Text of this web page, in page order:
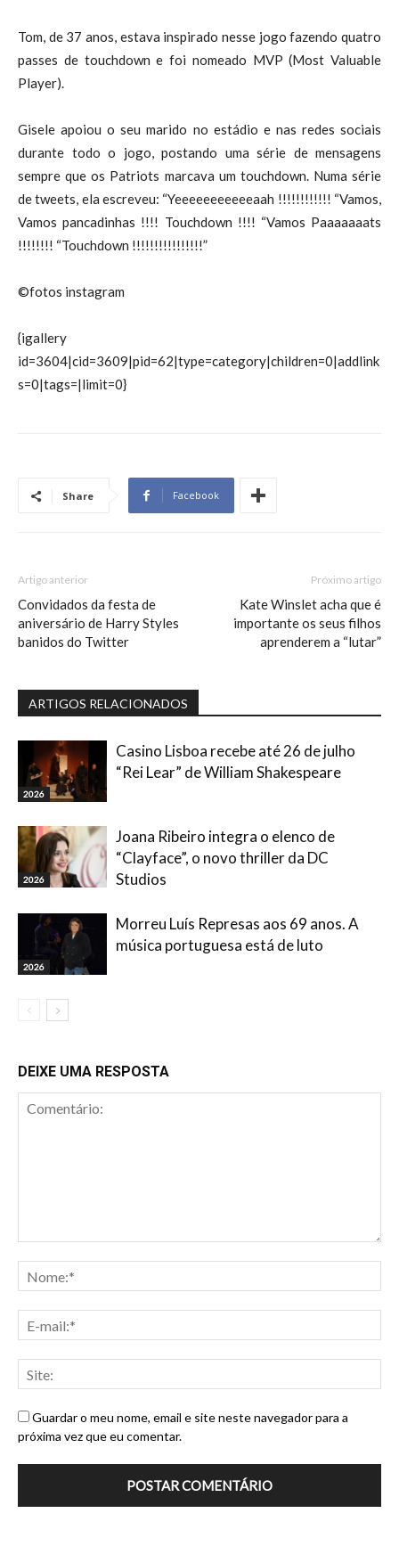
Tom, de 37 anos, estava inspirado nesse jogo fazendo quatro
passes de touchdown e foi nomeado MVP (Most Valuable
Player).
Gisele apoiou o seu marido no estádio e nas redes sociais
durante todo o jogo, postando uma série de mensagens
sempre que os Patriots marcava um touchdown. Numa série
de tweets, ela escreveu: “Yeeeeeeeeeeeaah !!!!!!!!!!!! “Vamos,
Vamos pancadinhas !!!! Touchdown !!!! “Vamos Paaaaaaats
!!!!!!!! “Touchdown !!!!!!!!!!!!!!!!”
©fotos instagram
{igallery
id=3604|cid=3609|pid=62|type=category|children=0|addlink
s=0|tags=|limit=0}
Share Facebook
Artigo anterior
Convidados da festa de
aniversário de Harry Styles
banidos do Twitter
Próximo artigo
Kate Winslet acha que é
importante os seus filhos
aprenderem a “lutar”
ARTIGOS RELACIONADOS
2026
Casino Lisboa recebe até 26 de julho
“Rei Lear” de William Shakespeare
2026
Joana Ribeiro integra o elenco de
“Clayface”, o novo thriller da DC
Studios
2026
Morreu Luís Represas aos 69 anos. A
música portuguesa está de luto
DEIXE UMA RESPOSTA
Guardar o meu nome, email e site neste navegador para a
próxima vez que eu comentar.